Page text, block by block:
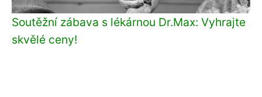
Soutěžní zábava s lékárnou Dr.Max: Vyhrajte
skvělé ceny!